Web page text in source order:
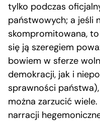
tylko podczas
państwowych; a jeśli
skompromitowana,
się ją szeregiem
bowiem w sferze
demokracji, jak i
sprawności
można zarzucić
narracji